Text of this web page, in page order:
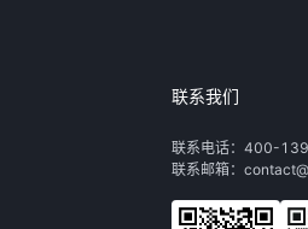
联系我们
联系电话：400-
联系邮箱：
领取行业自动化解决方案